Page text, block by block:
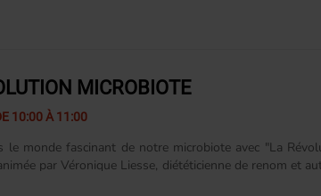
MICROBIOTE
10:00 À 11:00
le monde fascinant de notre microbiote avec "La
par Véronique Liesse, diététicienne de renom et